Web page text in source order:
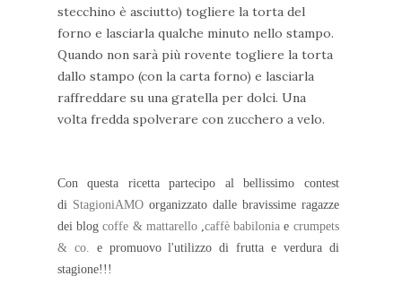
stecchino è asciutto) togliere la torta del
forno e lasciarla qualche minuto nello stampo.
Quando non sarà più rovente togliere la torta
dallo stampo (con la carta forno) e lasciarla
raffreddare su una gratella per dolci. Una
volta fredda spolverare con zucchero a velo.
Con questa ricetta partecipo al bellissimo contest
di StagioniAMOorganizzato dalle bravissime ragazze
dei blogcoffe & mattarello,caffè babilonia e crumpets
& co. e promuovo l'utilizzo di frutta e verdura di
stagione!!!